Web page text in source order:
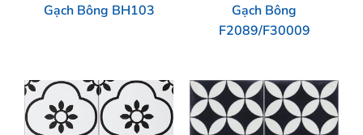
Gạch Bông BH103
Gạch Bông
F2089/F30009